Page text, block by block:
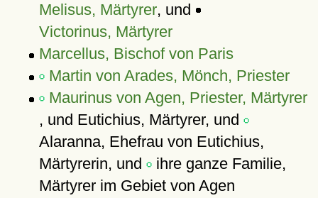
Melisus, Märtyrer, und
Victorinus, Märtyrer
Marcellus, Bischof von Paris
Martin von Arades, Mönch, Priester
Maurinus von Agen, Priester, Märtyrer
, und Eutichius, Märtyrer, und
Alaranna, Ehefrau von Eutichius,
Märtyrerin, und ihre ganze Familie,
Märtyrer im Gebiet von Agen